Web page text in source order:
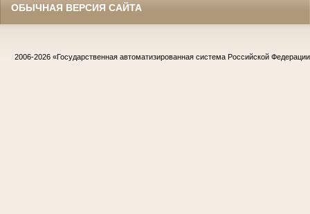
ОБЫЧНАЯ ВЕРСИЯ САЙТА
2006-2026 «Государственная автоматизированная система Российской